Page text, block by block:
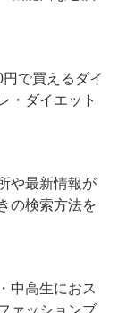
円で買えるダイ
・ダイエット
や最新情報が
の検索方法を
中高生におス
ァッションブ